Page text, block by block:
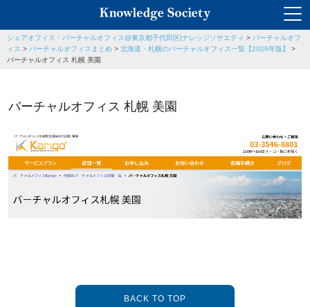
シェアオフィス・バーチャルオフィス@東京都千代田区|ナレッジソサエティ > バーチャルオフ
ィス > バーチャルオフィスまとめ > 北海道・札幌のバーチャルオフィス一覧【2026年版】
>
バーチャルオフィス 札幌 美園
バーチャルオフィス 札幌 美園
BACK TO TOP